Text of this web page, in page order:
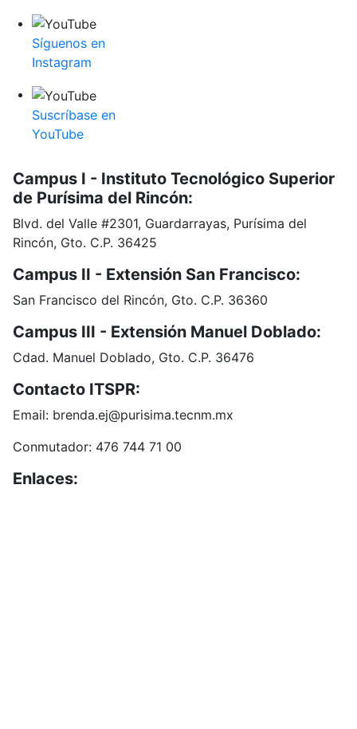
Síguenos en
Instagram
Suscríbase en
YouTube
Campus I - Instituto Tecnológico Superior
de Purísima del Rincón:
Blvd. del Valle #2301, Guardarrayas, Purísima del
Rincón, Gto. C.P. 36425
Campus II - Extensión San Francisco:
San Francisco del Rincón, Gto. C.P. 36360
Campus III - Extensión Manuel Doblado:
Cdad. Manuel Doblado, Gto. C.P. 36476
Contacto ITSPR:
Email: brenda.ej@purisima.tecnm.mx
Conmutador: 476 744 71 00
Enlaces: